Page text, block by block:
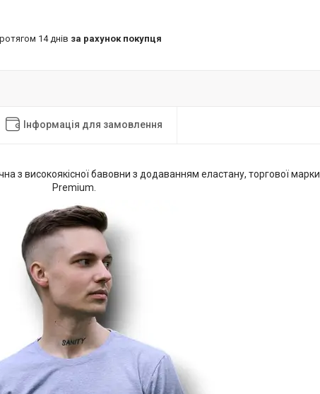
14 днів за рахунок покупця
Інформація для замовлення
з високоякісної бавовни з додаванням еластану, торгової марки
Premium.